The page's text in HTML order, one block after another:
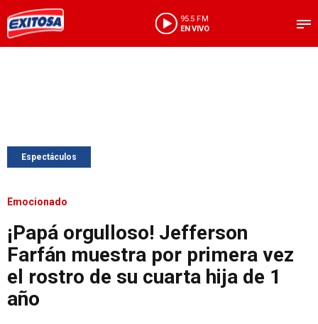
95.5 FM
EN VIVO
Espectáculos
Emocionado
¡Papá orgulloso! Jefferson
Farfán muestra por primera vez
el rostro de su cuarta hija de 1
año